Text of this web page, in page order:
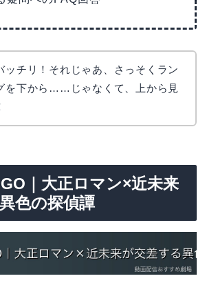
ッチリ！それじゃあ、さっそくラン
を下から……じゃなくて、上から見
｜大正ロマン×近未来
色の探偵譚